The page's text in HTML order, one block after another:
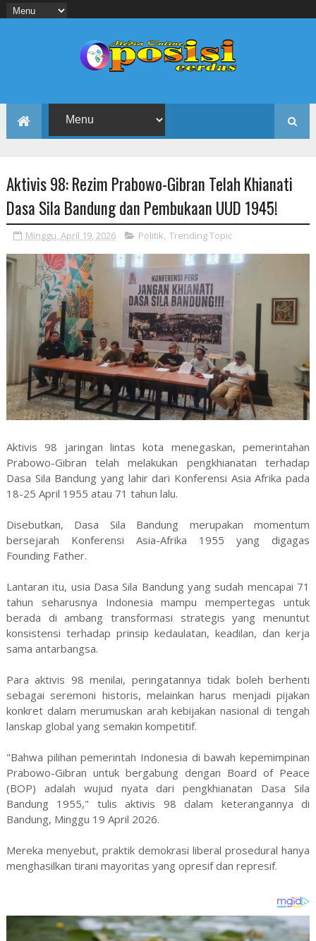
Aktivis 98: Rezim Prabowo-Gibran Telah Khianati
Dasa Sila Bandung dan Pembukaan UUD 1945!
Minggu, April 19, 2026 Politik, Trending Topic
Aktivis 98 jaringan lintas kota menegaskan, pemerintahan
Prabowo-Gibran telah melakukan pengkhianatan terhadap
Dasa Sila Bandung yang lahir dari Konferensi Asia Afrika pada
18-25 April 1955 atau 71 tahun lalu.
Disebutkan, Dasa Sila Bandung merupakan momentum
bersejarah Konferensi Asia-Afrika 1955 yang digagas
Founding Father.
Lantaran itu, usia Dasa Sila Bandung yang sudah mencapai 71
tahun seharusnya Indonesia mampu mempertegas untuk
berada di ambang transformasi strategis yang menuntut
konsistensi terhadap prinsip kedaulatan, keadilan, dan kerja
sama antarbangsa.
Para aktivis 98 menilai, peringatannya tidak boleh berhenti
sebagai seremoni historis, melainkan harus menjadi pijakan
konkret dalam merumuskan arah kebijakan nasional di tengah
lanskap global yang semakin kompetitif.
"Bahwa pilihan pemerintah Indonesia di bawah kepemimpinan
Prabowo-Gibran untuk bergabung dengan Board of Peace
(BOP) adalah wujud nyata dari pengkhianatan Dasa Sila
Bandung 1955," tulis aktivis 98 dalam keterangannya di
Bandung, Minggu 19 April 2026.
Mereka menyebut, praktik demokrasi liberal prosedural hanya
menghasilkan tirani mayoritas yang opresif dan represif.